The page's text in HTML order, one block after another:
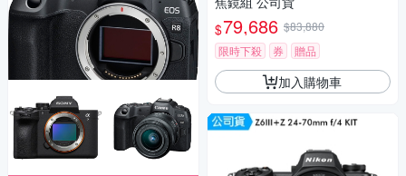
$79,686 $83,880
限時下殺
券 贈品
加入購物車